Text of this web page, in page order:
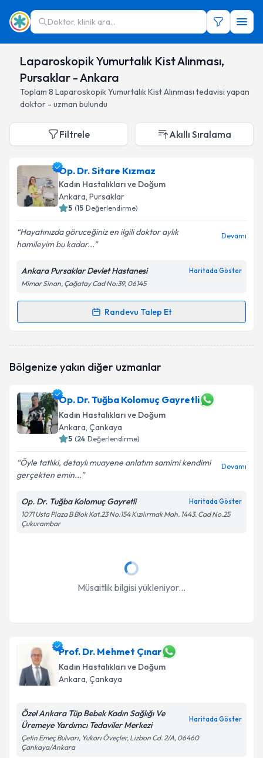
Doktor, klinik ara...
Laparoskopik Yumurtalık Kist Alınması,
Pursaklar - Ankara
Toplam 8 Laparoskopik Yumurtalık Kist Alınması tedavisi yapan
doktor - uzman bulundu
Filtrele Akıllı Sıralama
Op. Dr. Sitare Kızmaz
Kadın Hastalıkları ve Doğum
Ankara, Pursaklar
5 (15 Değerlendirme)
Hayatınızda göruceğiniz en ilgili doktor aylık
hamileyim bu kadar...
Devamı
Ankara Pursaklar Devlet Hastanesi Haritada Göster
Mimar Sinan, Çağatay Cad No:39, 06145
Randevu Talep Et
Randevu Takvimi Talebi
oluşturun. Size bu uzmandan randevu almanız için bir
E-posta Adresiniz
Kişisel verilerimin işlenmesine ilişkinAydınlatma
Metni
'ni okudum ve kişisel verilerimin belirtilen
Bölgenize yakın diğer uzmanlar
Op. Dr. Tuğba Kolomuç Gayretli
Kadın Hastalıkları ve Doğum
Ankara, Çankaya
5 (24 Değerlendirme)
Öyle tatlıki, detaylı muayene anlatım samimi kendimi
gerçekten emin...
Devamı
Op. Dr. Tuğba Kolomuç Gayretli Haritada Göster
1071 Usta Plaza B Blok Kat.23 No:154 Kızılırmak Mah. 1443. Cad No.25
Çukurambar
Müsaitlik bilgisi yükleniyor...
Prof. Dr. Mehmet Çınar
Kadın Hastalıkları ve Doğum
Ankara, Çankaya
Özel Ankara Tüp Bebek Kadın Sağlığı Ve
Üremeye Yardımcı Tedaviler Merkezi
Haritada Göster
Çetin Emeç Bulvarı, Yukarı Öveçler, Lizbon Cd. 2/A, 06460
Çankaya/Ankara